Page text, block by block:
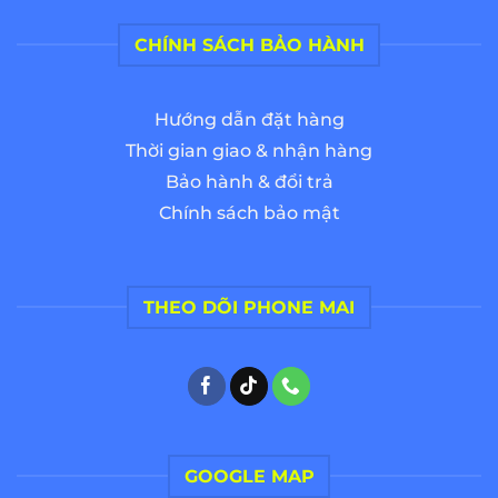
CHÍNH SÁCH BẢO HÀNH
Hướng dẫn đặt hàng
Thời gian giao & nhận hàng
Bảo hành & đổi trả
Chính sách bảo mật
THEO DÕI PHONE MAI
GOOGLE MAP